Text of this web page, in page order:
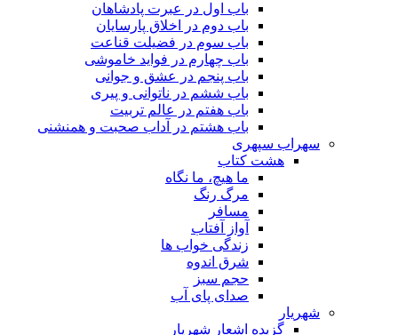
باب اول در عبرت پادشاهان
باب دوم در اخلاق پارسایان
باب سوم در فضیلت قناعت
باب چهارم در فواید خاموشى
باب پنجم در عشق و جوانى
باب ششم در ناتوانى و پیرى
باب هفتم در عالم تربیت
باب هشتم در آداب صحبت و همنشنى
سهراب سپهری
هشت کتاب
ما هیچ، ما نگاه
مرگ رنگ
مسافر
آواز آفتاب
زندگی خواب ها
شرق اندوه
حجم سبز
صدای پای آب
شهریار
گزیده اشعار شهریار